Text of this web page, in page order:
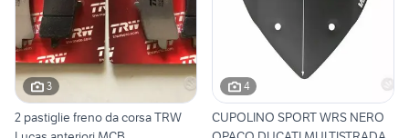
3
2 pastiglie freno da corsa TRW
4
CUPOLINO SPORT WRS NERO